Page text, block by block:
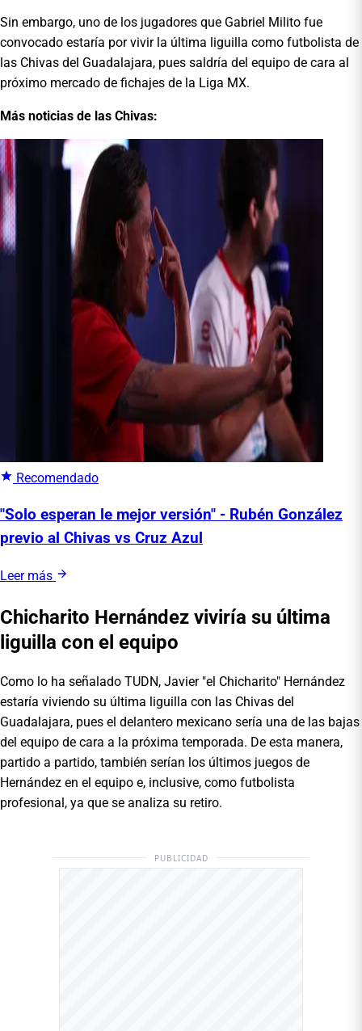
Sin embargo, uno de los jugadores que Gabriel Milito fue
convocado estaría por vivir la última liguilla como futbolista de
las Chivas del Guadalajara, pues saldría del equipo de cara al
próximo mercado de fichajes de la Liga MX.
Más noticias de las Chivas:
Recomendado
"Solo esperan le mejor versión" - Rubén González
previo al Chivas vs Cruz Azul
Leer más
Chicharito Hernández viviría su última
liguilla con el equipo
Como lo ha señalado TUDN, Javier "el Chicharito" Hernández
estaría viviendo su última liguilla con las Chivas del
Guadalajara, pues el delantero mexicano sería una de las bajas
del equipo de cara a la próxima temporada. De esta manera,
partido a partido, también serían los últimos juegos de
Hernández en el equipo e, inclusive, como futbolista
profesional, ya que se analiza su retiro.
PUBLICIDAD